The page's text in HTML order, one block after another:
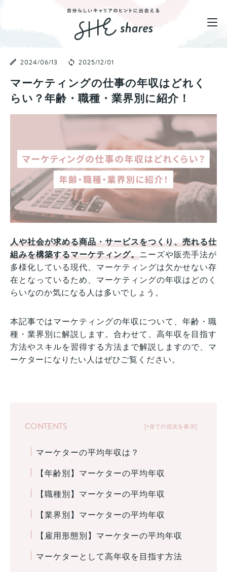
2024/06/13 2025/12/01
マーケティングの仕事の年収はどれく
らい？年齢・職種・業界別に紹介！
人や社会が求める商品・サービスをつくり、売れる仕
組みを構築するマーケティング。ニーズや販売手法が
多様化している現代、マーケティングは欠かせない存
在となっているため、マーケティングの年収はどのく
らいなのか気になる人は多いでしょう。
本記事ではマーケティングの年収について、年齢・職
種・業界別に解説します。合わせて、高年収を目指す
方法やスキルを習得する方法まで解説しますので、マ
ーケターになりたい人はぜひご覧ください。
+全ての目次を表示
CONTENTS
マーケターの平均年収は？
【年齢別】マーケターの平均年収
【職種別】マーケターの平均年収
【業界別】マーケターの平均年収
【雇用形態別】マーケターの平均年収
マーケターとして高年収を目指す方法